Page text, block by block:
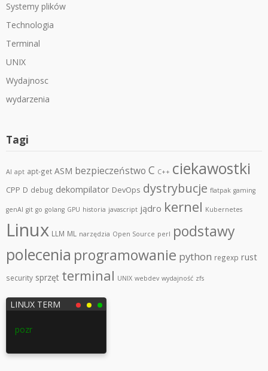
Systemy plików
Technologia
Terminal
UNIX
Wydajnosc
wydarzenia
Tagi
AI apt apt-get ASM bezpieczeństwo C C++ ciekawostki
CPP D debug dekompilator DevOps dystrybucje flatpak gaming
genAI git go golang GPU historia javascript jądro kernel Kubernetes
Linux LLM ML narzędzia Open Source perl podstawy
polecenia programowanie python regexp rust
security sprzęt terminal UNIX webdev wydajność zfs
LINUX TERM
poznajlinuxa.pl